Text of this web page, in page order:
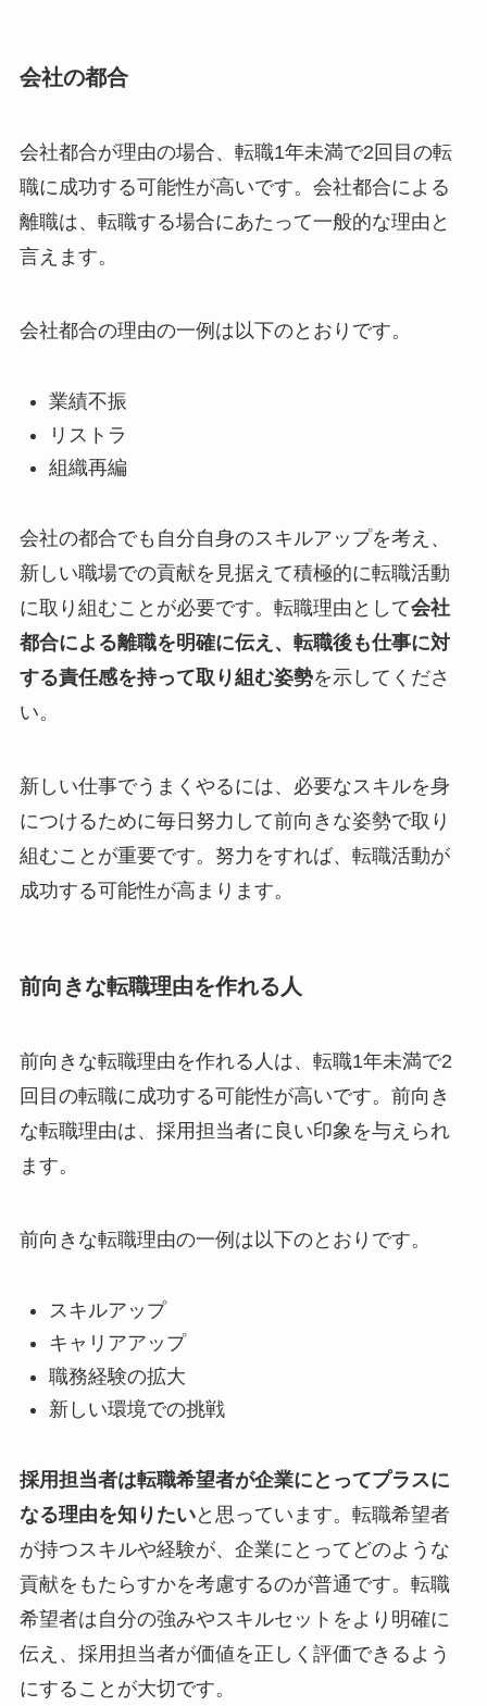
会社の都合
会社都合が理由の場合、転職1年未満で2回目の転
職に成功する可能性が高いです。会社都合による
離職は、転職する場合にあたって一般的な理由と
言えます。
会社都合の理由の一例は以下のとおりです。
業績不振
リストラ
組織再編
会社の都合でも自分自身のスキルアップを考え、
新しい職場での貢献を見据えて積極的に転職活動
に取り組むことが必要です。転職理由として会社
都合による離職を明確に伝え、転職後も仕事に対
する責任感を持って取り組む姿勢を示してくださ
い。
新しい仕事でうまくやるには、必要なスキルを身
につけるために毎日努力して前向きな姿勢で取り
組むことが重要です。努力をすれば、転職活動が
成功する可能性が高まります。
前向きな転職理由を作れる人
前向きな転職理由を作れる人は、転職1年未満で2
回目の転職に成功する可能性が高いです。前向き
な転職理由は、採用担当者に良い印象を与えられ
ます。
前向きな転職理由の一例は以下のとおりです。
スキルアップ
キャリアアップ
職務経験の拡大
新しい環境での挑戦
採用担当者は転職希望者が企業にとってプラスに
なる理由を知りたいと思っています。転職希望者
が持つスキルや経験が、企業にとってどのような
貢献をもたらすかを考慮するのが普通です。転職
希望者は自分の強みやスキルセットをより明確に
伝え、採用担当者が価値を正しく評価できるよう
にすることが大切です。